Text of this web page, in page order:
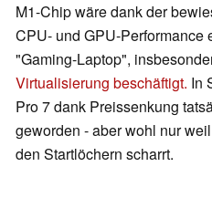
M1-Chip wäre dank der
CPU- und GPU-Performance
"Gaming-Laptop",
Virtualisierung beschäftigt. In
Pro 7 dank Preissenkung
geworden - aber wohl nur
den Startlöchern scharrt.